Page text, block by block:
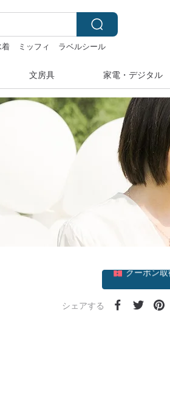
着 ミッフィ
ラベルシール
文房具 家電・デジタル
フォローす
シェアする